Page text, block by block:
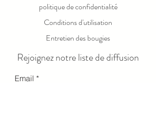
politique de confidentialité
Conditions d'utilisation
Entretien des bougies
Rejoignez notre liste de diffusion
Email